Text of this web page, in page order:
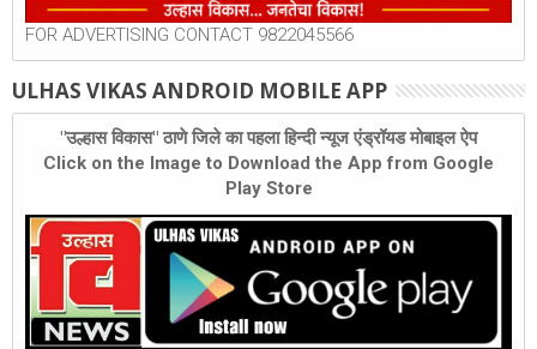
FOR ADVERTISING CONTACT 9822045566
ULHAS VIKAS ANDROID MOBILE APP
"उल्हास विकास" ठाणे जिले का पहला हिन्दी न्यूज एंड्रॉयड मोबाइल ऐप
Click on the Image to Download the App from Google
Play Store